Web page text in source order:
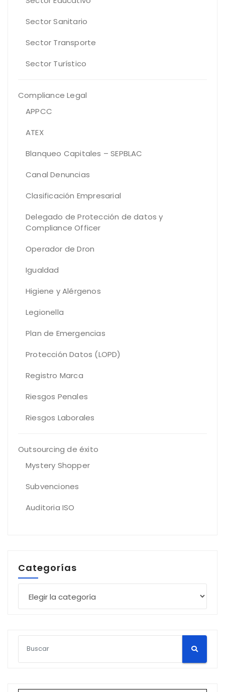
Sector Sanitario
Sector Transporte
Sector Turístico
Compliance Legal
APPCC
ATEX
Blanqueo Capitales – SEPBLAC
Canal Denuncias
Clasificación Empresarial
Delegado de Protección de datos y
Compliance Officer
Operador de Dron
Igualdad
Higiene y Alérgenos
Legionella
Plan de Emergencias
Protección Datos (LOPD)
Registro Marca
Riesgos Penales
Riesgos Laborales
Outsourcing de éxito
Mystery Shopper
Subvenciones
Auditoria ISO
Categorías